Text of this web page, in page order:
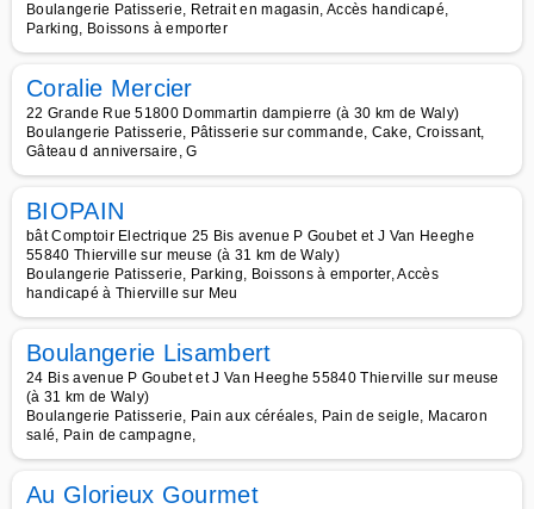
Boulangerie Patisserie, Retrait en magasin, Accès handicapé,
Parking, Boissons à emporter
Coralie Mercier
22 Grande Rue 51800 Dommartin dampierre (à 30 km de Waly)
Boulangerie Patisserie, Pâtisserie sur commande, Cake, Croissant,
Gâteau d anniversaire, G
BIOPAIN
bât Comptoir Electrique 25 Bis avenue P Goubet et J Van Heeghe
55840 Thierville sur meuse (à 31 km de Waly)
Boulangerie Patisserie, Parking, Boissons à emporter, Accès
handicapé à Thierville sur Meu
Boulangerie Lisambert
24 Bis avenue P Goubet et J Van Heeghe 55840 Thierville sur meuse
(à 31 km de Waly)
Boulangerie Patisserie, Pain aux céréales, Pain de seigle, Macaron
salé, Pain de campagne,
Au Glorieux Gourmet